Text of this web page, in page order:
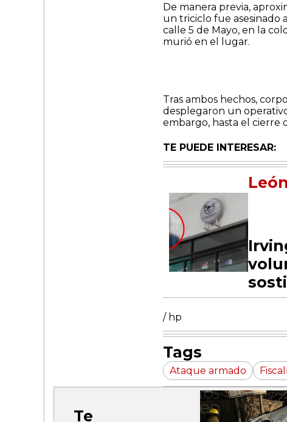
De manera previa,
un triciclo fue asesinado
calle 5 de Mayo, en la
murió en el lugar.
Tras ambos hechos,
desplegaron un
embargo, hasta el cierre
TE PUEDE INTERESAR:
León
/ hp
Tags
Ataque armado
Te